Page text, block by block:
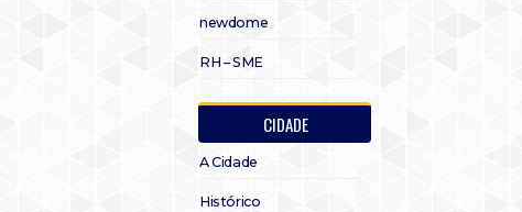
newdome
RH – SME
CIDADE
A Cidade
Histórico